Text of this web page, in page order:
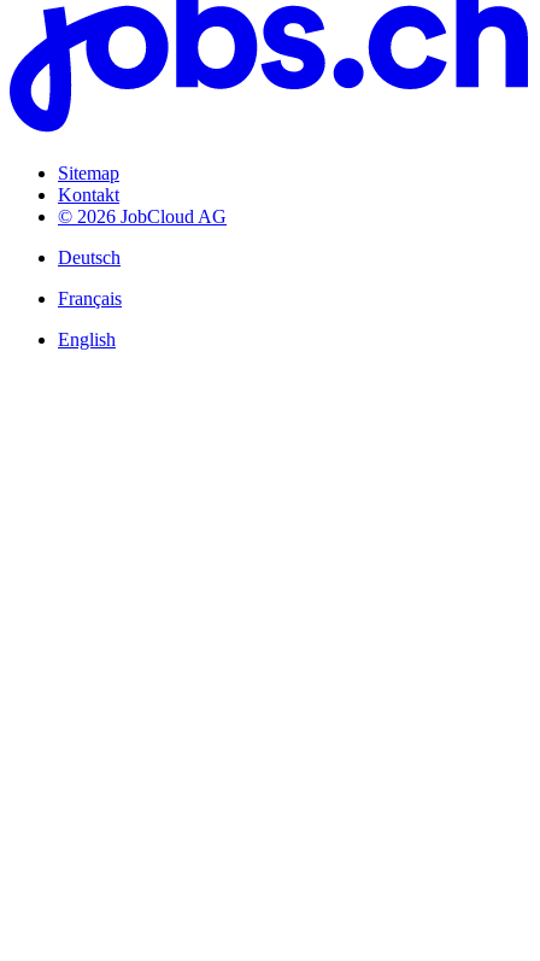
Sitemap
Kontakt
© 2026 JobCloud AG
Deutsch
Français
English